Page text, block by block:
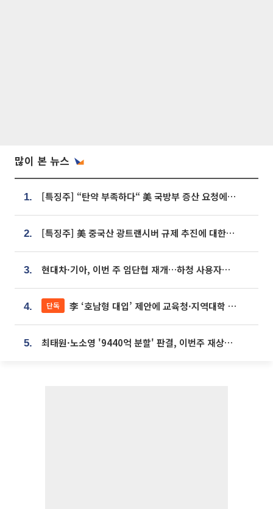
많이 본 뉴스
1. [특징주] “탄약 부족하다“ 美 국방부 증산 요청에⋯국내 방산주 급등세
2. [특징주] 美 중국산 광트랜시버 규제 추진에 대한광통신 등 광통신株 강세
3. 현대차·기아, 이번 주 임단협 재개…하청 사용자성 재심도 ‘변수’
4. 단독 李 ‘호남형 대입’ 제안에 교육청·지역대학 서·논술형 입시 연계 '착수'
5. 최태원·노소영 '9440억 분할' 판결, 이번주 재상고 여부 주목